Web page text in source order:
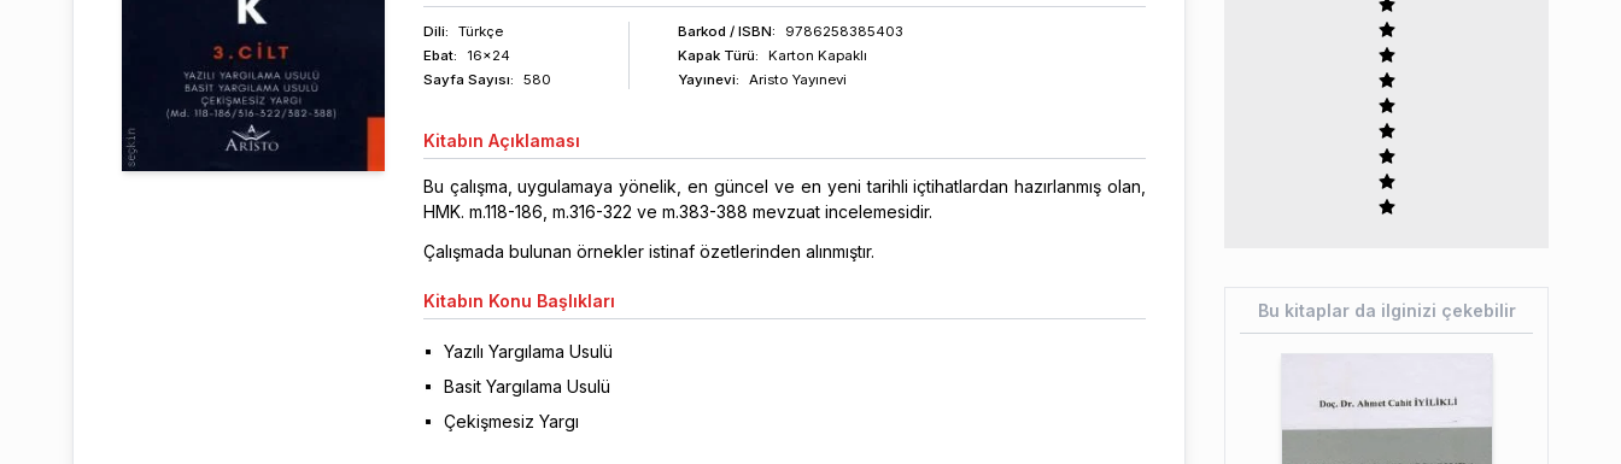
Dili:
Türkçe
Ebat:
16x24
Sayfa Sayısı: 580
Barkod / ISBN:
9786258385403
Kapak Türü:
Karton Kapaklı
Yayınevi:
Aristo Yayınevi
Kitabın Açıklaması
Bu çalışma, uygulamaya yönelik, en güncel ve en yeni tarihli içtihatlardan hazırlanmış olan,
HMK. m.118-186, m.316-322 ve m.383-388 mevzuat incelemesidir.
Çalışmada bulunan örnekler istinaf özetlerinden alınmıştır.
Kitabın Konu Başlıkları
Yazılı Yargılama Usulü
Basit Yargılama Usulü
Çekişmesiz Yargı
Bu kitaplar da ilginizi çekebilir